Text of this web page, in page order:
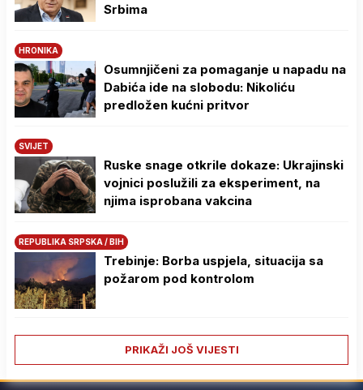
Srbima
HRONIKA
Osumnjičeni za pomaganje u napadu na
Dabića ide na slobodu: Nikoliću
predložen kućni pritvor
SVIJET
Ruske snage otkrile dokaze: Ukrajinski
vojnici poslužili za eksperiment, na
njima isprobana vakcina
REPUBLIKA SRPSKA / BIH
Trebinje: Borba uspjela, situacija sa
požarom pod kontrolom
PRIKAŽI JOŠ VIJESTI